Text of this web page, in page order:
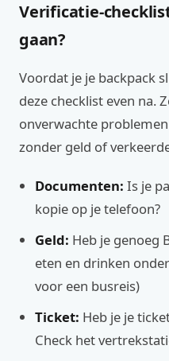
Verificatie-
gaan?
Voordat je je backpack
deze checklist even na.
onverwachte
zonder geld of
Documenten: Is je
kopie op je telefoon?
Geld: Heb je genoeg
eten en drinken
voor een busreis)
Ticket: Heb je je
Check het